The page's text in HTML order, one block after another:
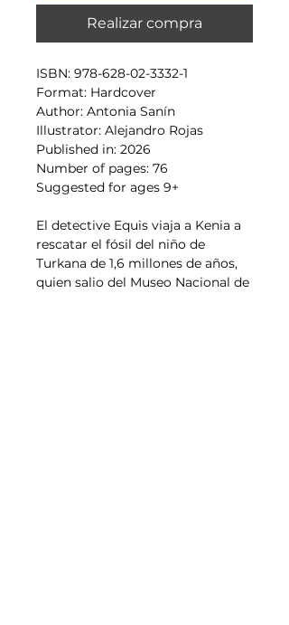
Realizar compra
ISBN: 978-628-02-3332-1
Format: Hardcover
Author: Antonia Sanín
Illustrator: Alejandro Rojas
Published in: 2026
Number of pages: 76
Suggested for ages 9+
El detective Equis viaja a Kenia a
rescatar el fósil del niño de
Turkana de 1,6 millones de años,
quien salio del Museo Nacional de